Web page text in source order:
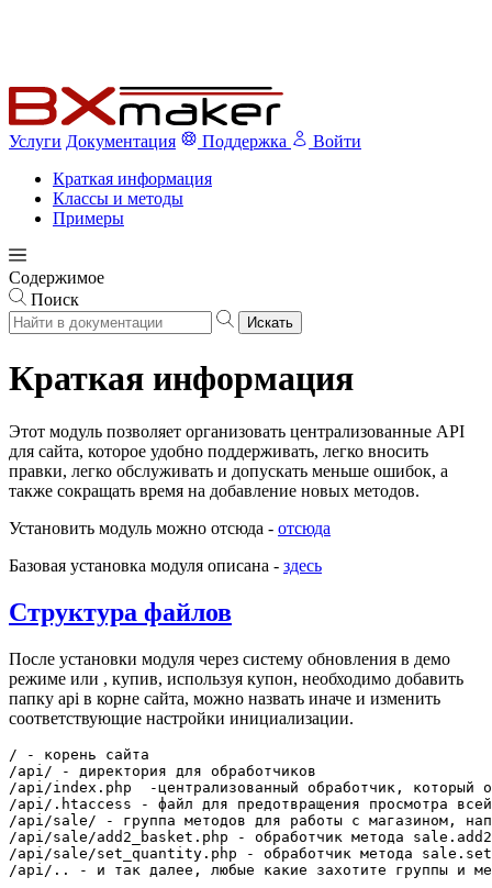
Услуги Документация Поддержка
Войти
Краткая информация
Классы и методы
Примеры
Содержимое
Поиск
Искать
Краткая информация
Этот модуль позволяет организовать централизованные API
для сайта, которое удобно поддерживать, легко вносить
правки, легко обслуживать и допускать меньше ошибок, а
также сокращать время на добавление новых методов.
Установить модуль можно отсюда - отсюда
Базовая установка модуля описана - здесь
Структура файлов
После установки модуля через систему обновления в демо
режиме или , купив, используя купон, необходимо добавить
папку api в корне сайта, можно назвать иначе и изменить
соответствующие настройки инициализации.
/ - корень сайта
/api/ - директория для обработчиков
/api/index.php  -централизованный обработчик, который
/api/.htaccess - файл для предотвращения просмотра
/api/sale/ - группа методов для работы с магазином,
/api/sale/add2_basket.php - обработчик метода
/api/sale/set_quantity.php - обработчик метода